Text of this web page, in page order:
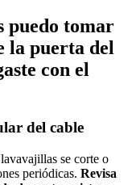
puedo tomar
la puerta del
con el
del cable
se corte o
periódicas. Revisa